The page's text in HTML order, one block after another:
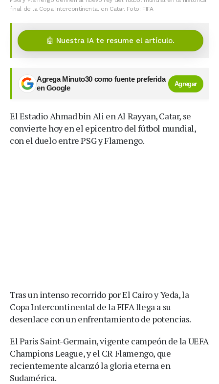
final de la Copa Intercontinental en Catar. Foto: FIFA
🤖 Nuestra IA te resume el artículo.
Agrega Minuto30 como fuente preferida
en Google
Agregar
El Estadio Ahmad bin Ali en Al Rayyan, Catar, se
convierte hoy en el epicentro del fútbol mundial,
con el duelo entre PSG y Flamengo.
Tras un intenso recorrido por El Cairo y Yeda, la
Copa Intercontinental de la FIFA llega a su
desenlace con un enfrentamiento de potencias.
El Paris Saint-Germain, vigente campeón de la UEFA
Champions League, y el CR Flamengo, que
recientemente alcanzó la gloria eterna en
Sudamérica.